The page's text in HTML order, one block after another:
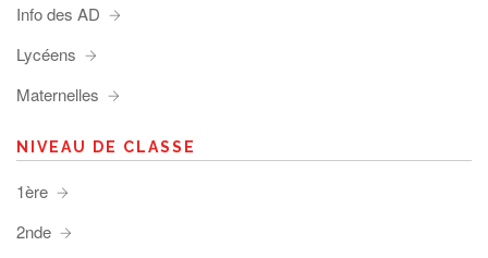
Info des AD
Lycéens
Maternelles
NIVEAU DE CLASSE
1ère
2nde